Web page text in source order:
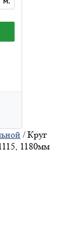
/ Круг
1180мм